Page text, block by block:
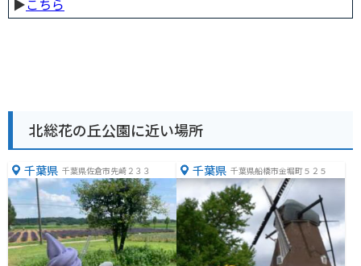
▶︎こちら
北総花の丘公園に近い場所
千葉県 千葉県佐倉市先崎２３３ 千葉県 千葉県船橋市金堀町５２５